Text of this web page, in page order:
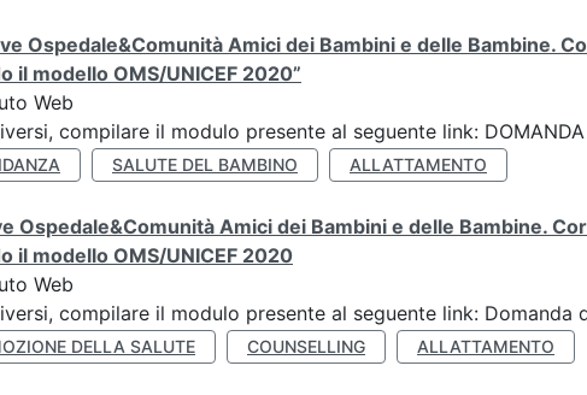
Ospedale&Comunità Amici dei Bambini e delle Bambine.
il modello OMS/UNICEF 2020”
Web
compilare il modulo presente al seguente link: DOMANDA
SALUTE DEL BAMBINO ALLATTAMENTO
Ospedale&Comunità Amici dei Bambini e delle Bambine.
il modello OMS/UNICEF 2020
Web
compilare il modulo presente al seguente link: Domanda
DELLA SALUTE COUNSELLING ALLATTAMENTO